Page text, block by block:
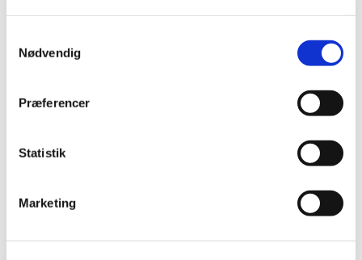
Nødvendig
Præferencer
Statistik
Marketing